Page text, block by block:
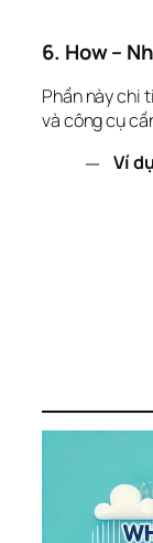
6. How –
Phần này chi
và công cụ
Ví